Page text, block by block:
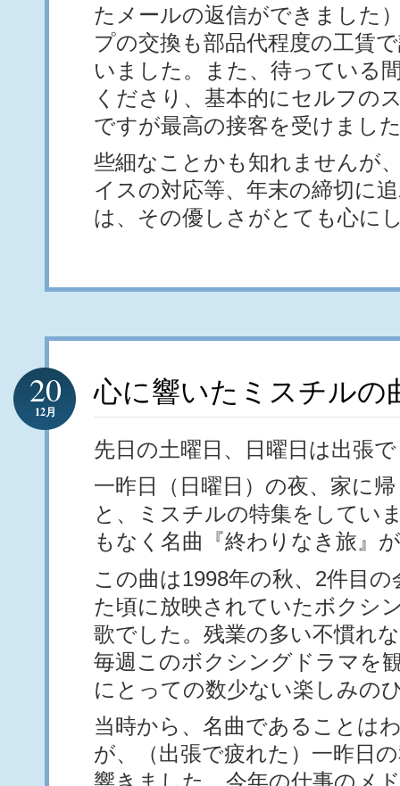
たメールの返信ができました
プの交換も部品代程度の工賃
いました。また、待っている
くださり、基本的にセルフの
ですが最高の接客を受けまし
些細なことかも知れませんが
イスの対応等、年末の締切に
は、その優しさがとても心に
心に響いたミスチルの
20
12月
先日の土曜日、日曜日は出張
一昨日（日曜日）の夜、家に
と、ミスチルの特集をしてい
もなく名曲『終わりなき旅』
この曲は1998年の秋、2件目
た頃に放映されていたボクシ
歌でした。残業の多い不慣れ
毎週このボクシングドラマを
にとっての数少ない楽しみの
当時から、名曲であることは
が、（出張で疲れた）一昨日
響きました。今年の仕事のメ